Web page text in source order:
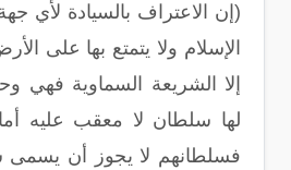
(إن الاعتراف بالسيادة لأي
الإسلام ولا يتمتع بها على
إلا الشريعة السماوية فهي
لها سلطان لا معقب عليه
فسلطانهم لا يجوز أن يسمى